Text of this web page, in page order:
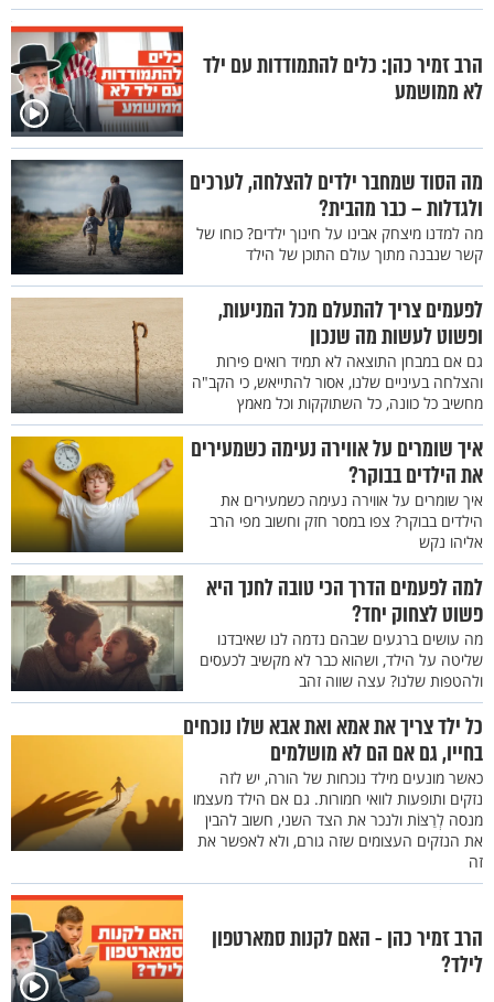
הרב זמיר כהן: כלים להתמודדות עם ילד
לא ממושמע
מה הסוד שמחבר ילדים להצלחה, לערכים
ולגדלות – כבר מהבית?
מה למדנו מיצחק אבינו על חינוך ילדים? כוחו של
קשר שנבנה מתוך עולם התוכן של הילד
לפעמים צריך להתעלם מכל המניעות,
ופשוט לעשות מה שנכון
גם אם במבחן התוצאה לא תמיד רואים פירות
והצלחה בעיניים שלנו, אסור להתייאש, כי הקב"ה
מחשיב כל כוונה, כל השתוקקות וכל מאמץ
איך שומרים על אווירה נעימה כשמעירים
את הילדים בבוקר?
איך שומרים על אווירה נעימה כשמעירים את
הילדים בבוקר? צפו במסר חזק וחשוב מפי הרב
אליהו נקש
למה לפעמים הדרך הכי טובה לחנך היא
פשוט לצחוק יחד?
מה עושים ברגעים שבהם נדמה לנו שאיבדנו
שליטה על הילד, ושהוא כבר לא מקשיב לכעסים
ולהטפות שלנו? עצה שווה זהב
כל ילד צריך את אמא ואת אבא שלו נוכחים
בחייו, גם אם הם לא מושלמים
כאשר מונעים מילד נוכחות של הורה, יש לזה
נזקים ותופעות לוואי חמורות. גם אם הילד מעצמו
מנסה לְרַצּוֹת ולנכר את הצד השני, חשוב להבין
את הנזקים העצומים שזה גורם, ולא לאפשר את
זה
הרב זמיר כהן - האם לקנות סמארטפון
לילד?